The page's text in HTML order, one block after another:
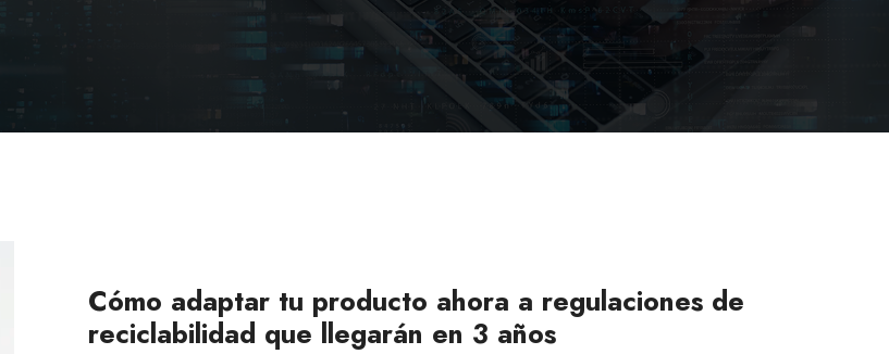
Cómo adaptar tu producto ahora a regulaciones de
reciclabilidad que llegarán en 3 años